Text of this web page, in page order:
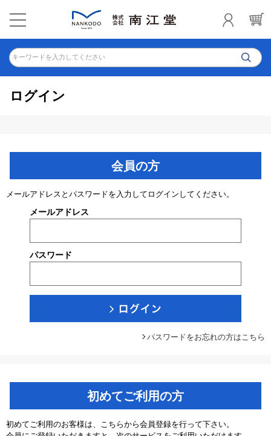
キーワードを入力してください
ログイン
会員の方
メールアドレスとパスワードを入力してログインしてください。
メールアドレス
パスワード
パスワードをお忘れの方はこちら
初めてご利用の方
初めてご利用のお客様は、こちらから会員登録を行って下さい。